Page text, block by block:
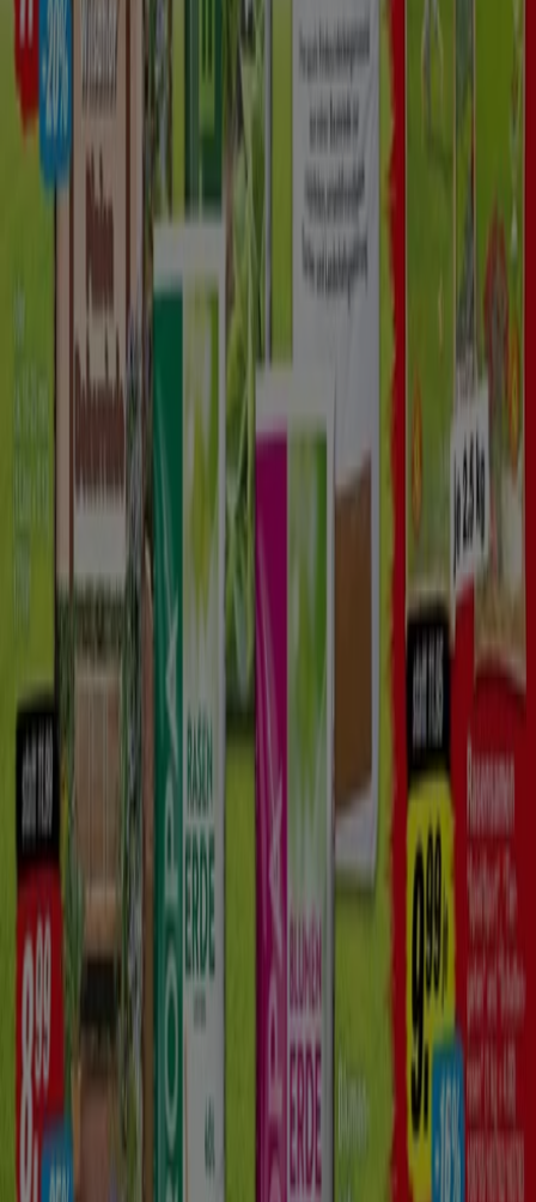
IMPRESSIONEN
Wir Feiern Geburtstage
Läuft am 25.8. ab
RL-Fundgrube
Satte Rabatte Fur Ihre Beete!
Läuft am 16.8. ab
Andere Unternehmen der Kategorie
Kaufhäuser
Schneller Blick auf KiK Angebote
Kategorie: Kaufhäuser
KiK, alle Angebote auf einen Klick
Willkommen bei Tiendeo, Ihrem idealen Ort, um die
besten
Angebote Kataloge Aktionen
für
Kaufhäuser
in Deutschland zu finden. Im Monat
August
2026 können Sie bei Tiendeo die neuesten Neuigkeiten
und Rabatte von KiK entdecken, einer der bekanntesten
Marken im Bereich Kaufhäuser
Auf unserer Plattform finden Sie eine große Auswahl an
Produkten mit unglaublichen Rabatten
, die Ihnen helfen,
beim Einkaufen zu sparen. Durchstöbern Sie die Kataloge
vonKiKund verpassen Sie keine exklusiven Angebote,
die im
verfügbar sind. Darüber hinaus bieten wir
Ihnen detaillierte Informationen zu Rabattaktionen,
Ausverkäufen und saisonalen Neuheiten im Bereich
Kaufhäuser